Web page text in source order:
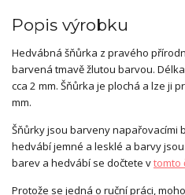
Popis výrobku
Hedvábná šňůrka z pravého
barvená tmavě žlutou barvou.
cca 2 mm. Šňůrka je plochá a lze ji
mm.
Šňůrky jsou barveny napařovacími
hedvábí jemné a lesklé a barvy
barev a hedvábí se dočtete vtomto
Protože se jedná o ruční práci,